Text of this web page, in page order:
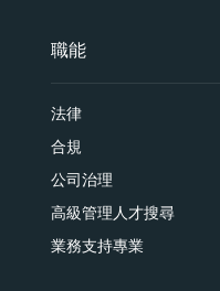
職能
法律
合規
公司治理
高級管理人才搜尋
業務支持專業